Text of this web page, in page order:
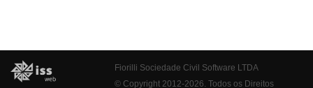
Fiorilli Sociedade Civil Software LTDA
© Copyright 2012-2026. Todos os Direitos